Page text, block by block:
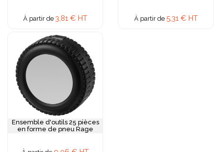
À partir de 3,81 € HT À partir de 5,31 € HT
Ensemble d'outils 25 pièces
en forme de pneu Rage